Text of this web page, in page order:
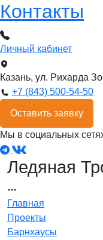
Контакты
Личный кабинет
Казань, ул. Рихарда
+7 (843) 500-54-50
Оставить заявку
Мы в социальных
Ледяная
Главная
Проекты
Барнхаусы